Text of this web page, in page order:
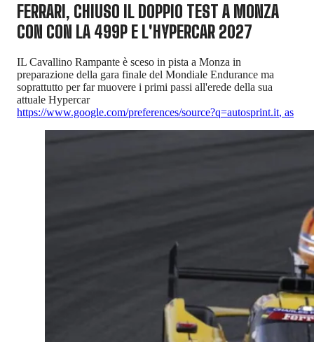
FERRARI, CHIUSO IL DOPPIO TEST A MONZA
CON CON LA 499P E L'HYPERCAR 2027
IL Cavallino Rampante è sceso in pista a Monza in
preparazione della gara finale del Mondiale Endurance ma
soprattutto per far muovere i primi passi all'erede della sua
attuale Hypercar
https://www.google.com/preferences/source?q=autosprint.it, as